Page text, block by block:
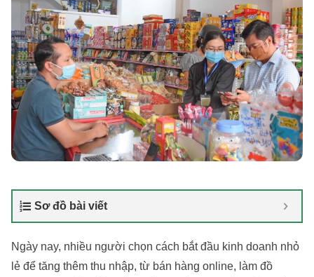
Sơ đồ bài viết
Ngày nay, nhiều người chọn cách bắt đầu kinh doanh nhỏ
lẻ để tăng thêm thu nhập, từ bán hàng online, làm đồ